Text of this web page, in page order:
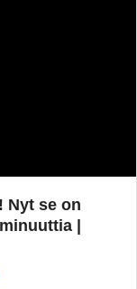
Nyt se on
|